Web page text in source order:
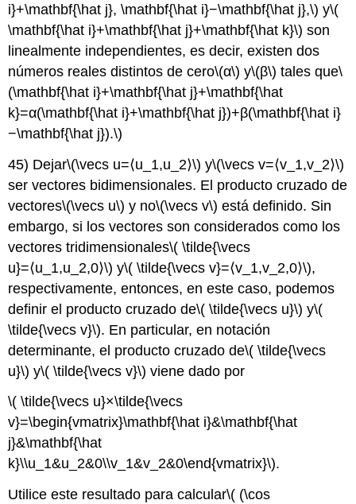
i}+\mathbf{\hat j}, \mathbf{\hat i}−\mathbf{\hat j},\) y\(
\mathbf{\hat i}+\mathbf{\hat j}+\mathbf{\hat k}\) son
linealmente independientes, es decir, existen dos
números reales distintos de cero\(α\) y\(β\) tales que\
(\mathbf{\hat i}+\mathbf{\hat j}+\mathbf{\hat
k}=α(\mathbf{\hat i}+\mathbf{\hat j})+β(\mathbf{\hat i}
−\mathbf{\hat j}).\)
45) Dejar\(\vecs u=⟨u_1,u_2⟩\) y\(\vecs v=⟨v_1,v_2⟩\)
ser vectores bidimensionales. El producto cruzado de
vectores\(\vecs u\) y no\(\vecs v\) está definido. Sin
embargo, si los vectores son considerados como los
vectores tridimensionales\( \tilde{\vecs
u}=⟨u_1,u_2,0⟩\) y\( \tilde{\vecs v}=⟨v_1,v_2,0⟩\),
respectivamente, entonces, en este caso, podemos
definir el producto cruzado de\( \tilde{\vecs u}\) y\(
\tilde{\vecs v}\). En particular, en notación
determinante, el producto cruzado de\( \tilde{\vecs
u}\) y\( \tilde{\vecs v}\) viene dado por
\( \tilde{\vecs u}×\tilde{\vecs
v}=\begin{vmatrix}\mathbf{\hat i}&\mathbf{\hat
j}&\mathbf{\hat
k}\\u_1&u_2&0\\v_1&v_2&0\end{vmatrix}\).
Utilice este resultado para calcular\( (\cos